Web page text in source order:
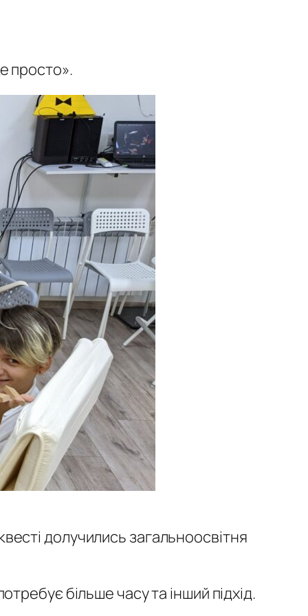
просто».
долучились загальноосвітня
більше часу та інший підхід.